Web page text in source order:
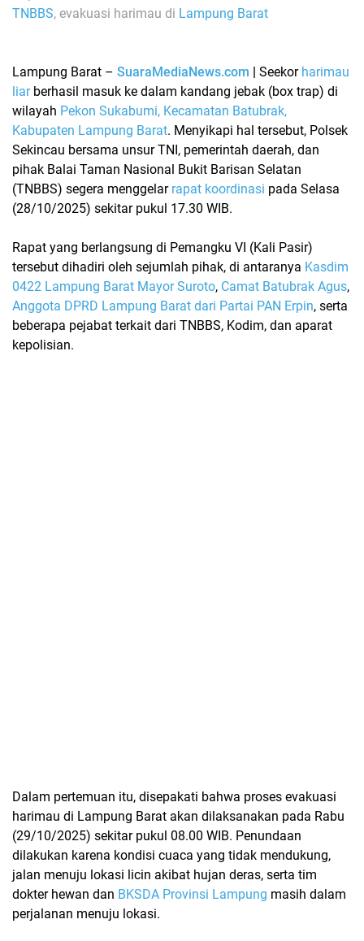
TNBBS, evakuasi harimau di Lampung Barat
Lampung Barat – SuaraMediaNews.com | Seekor harimau
liarberhasil masuk ke dalam kandang jebak (box trap) di
wilayah Pekon Sukabumi, Kecamatan Batubrak,
Kabupaten Lampung Barat. Menyikapi hal tersebut, Polsek
Sekincau bersama unsurTNI, pemerintah daerah, dan
pihak Balai Taman Nasional Bukit Barisan Selatan
(TNBBS) segera menggelar rapat koordinasi pada Selasa
(28/10/2025) sekitar pukul 17.30 WIB.
Rapat yang berlangsung di Pemangku VI (Kali Pasir)
tersebut dihadiri oleh sejumlah pihak, di antaranya Kasdim
0422 Lampung Barat Mayor Suroto, Camat Batubrak Agus,
Anggota DPRD Lampung Barat dari Partai PAN Erpin, serta
beberapa pejabat terkait dari TNBBS, Kodim, dan aparat
kepolisian.
Dalam pertemuan itu, disepakati bahwa proses evakuasi
harimau di Lampung Barat akan dilaksanakan pada Rabu
(29/10/2025) sekitar pukul 08.00 WIB. Penundaan
dilakukan karena kondisi cuaca yang tidak mendukung,
jalan menuju lokasi licin akibat hujan deras, serta tim
dokter hewan dan BKSDA Provinsi Lampung masih dalam
perjalanan menuju lokasi.